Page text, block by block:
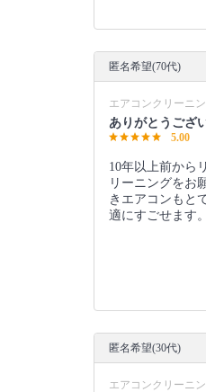
匿名希望(70代)
エアコンクリーニ
ありがとうござ
5.00
10年以上前から
リーニングをお
きエアコンもと
適にすごせます
匿名希望(30代)
エアコンクリーニ